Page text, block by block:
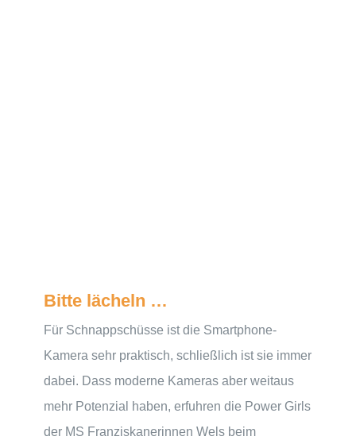
Bitte lächeln …
Für Schnappschüsse ist die Smartphone-
Kamera sehr praktisch, schließlich ist sie immer
dabei. Dass moderne Kameras aber weitaus
mehr Potenzial haben, erfuhren die Power Girls
der MS Franziskanerinnen Wels beim